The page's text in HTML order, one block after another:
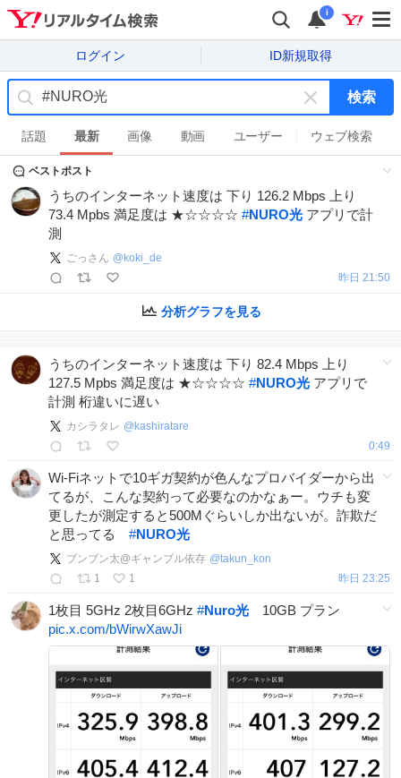
i
ログイン ID新規取得
キ
ー
ワ
ド
を
検索
話題 最新 画像 動画 ユーザー ウェブ検索
ベストポスト
うちのインターネット速度は 下り 126.2 Mbps 上り
73.4 Mpbs 満足度は ★☆☆☆☆ #NURO光 アプリで計
測
ごっさん @ koki_de
昨日 21:50
分析グラフを見る
うちのインターネット速度は 下り 82.4 Mbps 上り
127.5 Mpbs 満足度は ★☆☆☆☆ #NURO光 アプリで
計測 桁違いに遅い
カシラタレ @ kashiratare
0:49
Wi-Fiネットで10ギガ契約が色んなプロバイダーから出
てるが、こんな契約って必要なのかなぁー。ウチも変
更したが測定すると500Mぐらいしか出ないが。詐欺だ
と思ってる #NURO光
ブンブン太@ギャンブル依存 @takun_kon
1
1 昨日 23:25
1枚目 5GHz 2枚目6GHz #Nuro光 10GB プラン
pic.x.com/bWirwXawJi